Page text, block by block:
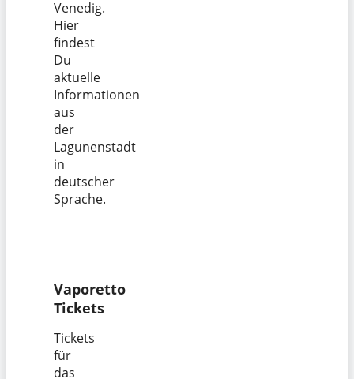
Venedig.
Hier
findest
Du
aktuelle
Informationen
aus
der
Lagunenstadt
in
deutscher
Sprache.
Vaporetto
Tickets
Tickets
für
das